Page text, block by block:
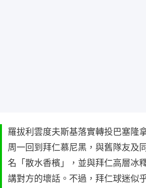
羅拔利雲度夫斯基落實轉投巴塞隆
周一回到拜仁慕尼黑，與舊隊友及
名「散水香檳」，並與拜仁高層冰
講對方的壞話。不過，拜仁球迷似